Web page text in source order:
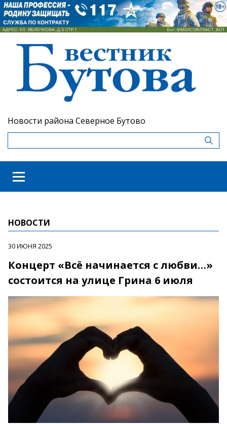
Новости района Северное Бутово
НОВОСТИ
30 ИЮНЯ 2025
Концерт «Всё начинается с любви…»
состоится на улице Грина 6 июля